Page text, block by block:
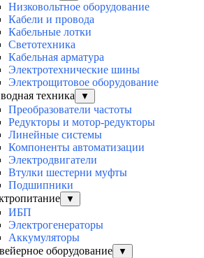
Низковольтное оборудование
Кабели и провода
Кабельные лотки
Светотехника
Кабельная арматура
Электротехнические шины
Электрощитовое оборудование
техника
▼
Преобразователи частоты
Редукторы и мотор-редукторы
Линейные системы
Компоненты автоматизации
Электродвигатели
Втулки шестерни муфты
Подшипники
▼
ИБП
Электрогенераторы
Аккумуляторы
оборудование
▼